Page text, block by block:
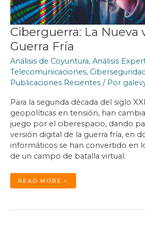
Ciberguerra: La Nueva
Guerra Fría
Análisis de Coyuntura, Análisis
Telecomunicaciones,
Publicaciones Recientes / Por
Para la segunda década del siglo
geopolíticas en tensión, han
juego por el ciberespacio, dando
versión digital de la guerra fría, en
informáticos se han convertido en
de un campo de batalla virtual.
CIBERGUERRA:
NUEVA
GUERRA
READ MORE »